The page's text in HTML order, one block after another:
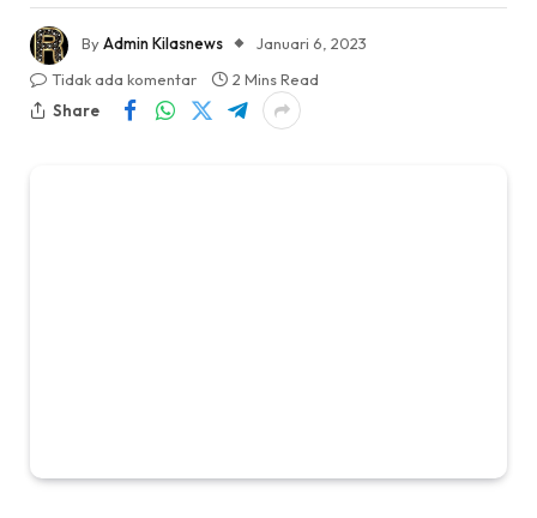
ByAdmin Kilasnews
Januari 6, 2023
Tidak ada komentar
2 Mins Read
Share